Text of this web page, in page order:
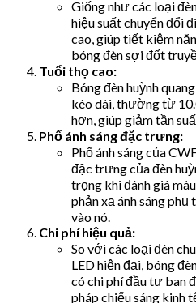
Giống như các loại
hiệu suất chuyển đổi
cao, giúp tiết kiệm
bóng đèn sợi đốt
Tuổi thọ cao:
Bóng đèn huỳnh
kéo dài, thường từ
hơn, giúp giảm tần
Phổ ánh sáng đặc trưng:
Phổ ánh sáng của
đặc trưng của đèn
trọng khi đánh giá
phản xạ ánh sáng phụ
vào nó.
Chi phí hiệu quả:
So với các loại đèn
LED hiện đại, bóng
có chi phí đầu tư ban
pháp chiếu sáng kinh